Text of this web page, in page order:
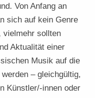
Von Anfang an
sich auf kein Genre
vielmehr sollten
Aktualität einer
Musik auf die
– gleichgültig,
Künstler/-innen oder